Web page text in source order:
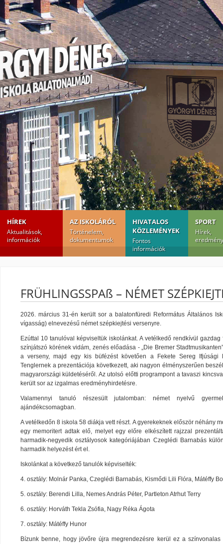
HÍREK
Aktualitások,
információk
AZ ISKOLÁRÓL
Történelem,
dokumentumok
HIVATALOS
KÖZLEMÉNYEK
Fontos
információk
SPORT
Hírek,
FRÜHLINGSSPAß – NÉMET
2026. március 31-én került sor a balatonfüredi Református Általános
vígasság) elnevezésű német szépkiejtési versenyre.
Ezúttal 10 tanulóval képviseltük iskolánkat. A vetélkedő rendkívül
színjátszó körének vidám, zenés előadása - „Die Bremer
a verseny, majd egy kis büfézést követően a Fekete Sereg Ifjúsági
Tenglernek a prezentációja következett, aki nagyon élményszerűen
magyarországi küldetéséről. Az utolsó előtti programpont a tavaszi
került sor az izgalmas eredményhirdetésre.
Valamennyi tanuló részesült jutalomban: német nyelvű
ajándékcsomagban.
A vetélkedőn 8 iskola 58 diákja vett részt. A gyerekeknek először néhány
egy memoritert adtak elő, melyet egy előre elkészített rajzzal
harmadik-negyedik osztályosok kategóriájában Czeglédi Barnabás
harmadik helyezést ért el.
Iskolánkat a következő tanulók képviselték:
4. osztály: Molnár Panka, Czeglédi Barnabás, Kismődi Lili Flóra, Mátéffy
5. osztály: Berendi Lilla, Nemes András Péter, Partleton Atrhut Terry
6. osztály: Horváth Tekla Zsófia, Nagy Réka Ágota
7. osztály: Mátéffy Hunor
Bízunk benne, hogy jövőre újra megrendezésre kerül ez a